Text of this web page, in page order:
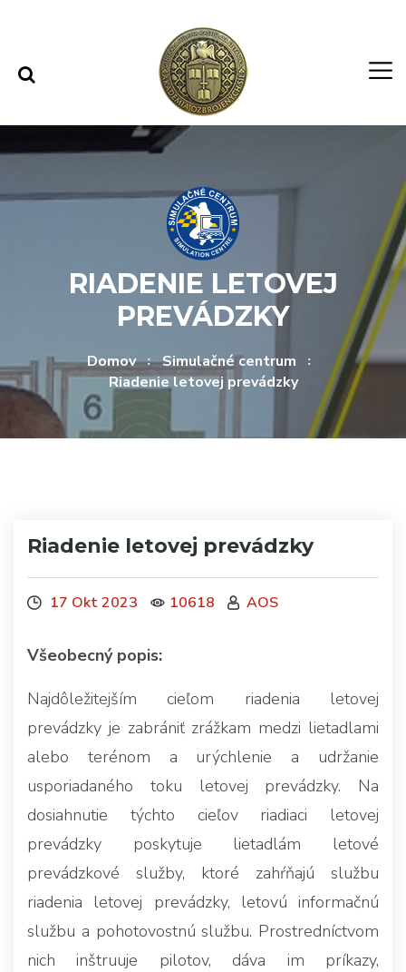
RIADENIE LETOVEJ
PREVÁDZKY
Domov
Simulačné centrum
Riadenie letovej prevádzky
Riadenie letovej prevádzky
17 Okt 2023 10618 AOS
Všeobecný popis:
Najdôležitejším cieľom riadenia letovej
prevádzky je zabrániť zrážkam medzi lietadlami
alebo terénom a urýchlenie a udržanie
usporiadaného toku letovej prevádzky. Na
dosiahnutie týchto cieľov riadiaci letovej
prevádzky poskytuje lietadlám letové
prevádzkové služby, ktoré zahŕňajú službu
riadenia letovej prevádzky, letovú informačnú
službu a pohotovostnú službu. Prostredníctvom
nich inštruuje pilotov, dáva im príkazy,